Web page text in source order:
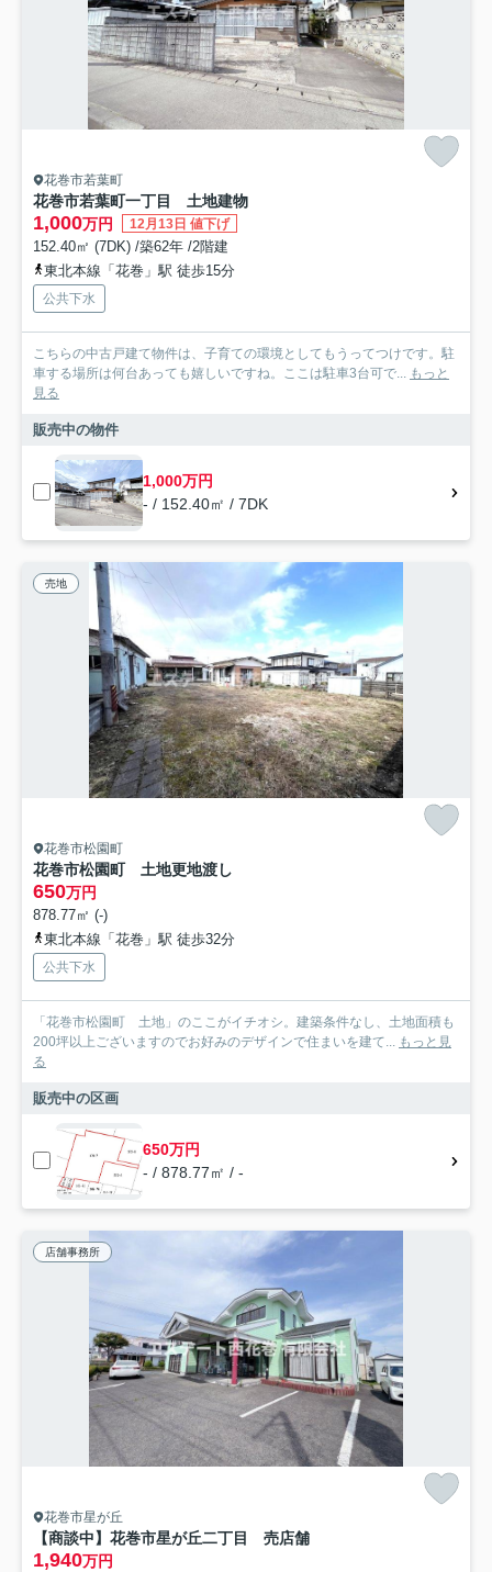
花巻市若葉町
花巻市若葉町一丁目 土地建物
1,000万円 12月13日 値下げ
152.40㎡ (7DK) /築62年 /2階建
東北本線「花巻」駅 徒歩15分
公共下水
こちらの中古戸建て物件は、子育ての環境としてもうってつけです。駐
車する場所は何台あっても嬉しいですね。ここは駐車3台可で... もっと
見る
販売中の物件
1,000万円
- / 152.40㎡ / 7DK
売地
花巻市松園町
花巻市松園町 土地更地渡し
650万円
878.77㎡ (-)
東北本線「花巻」駅 徒歩32分
公共下水
「花巻市松園町 土地」のここがイチオシ。建築条件なし、土地面積も
200坪以上ございますのでお好みのデザインで住まいを建て... もっと見
る
販売中の区画
650万円
- / 878.77㎡ / -
店舗事務所
花巻市星が丘
【商談中】花巻市星が丘二丁目 売店舗
1,940万円